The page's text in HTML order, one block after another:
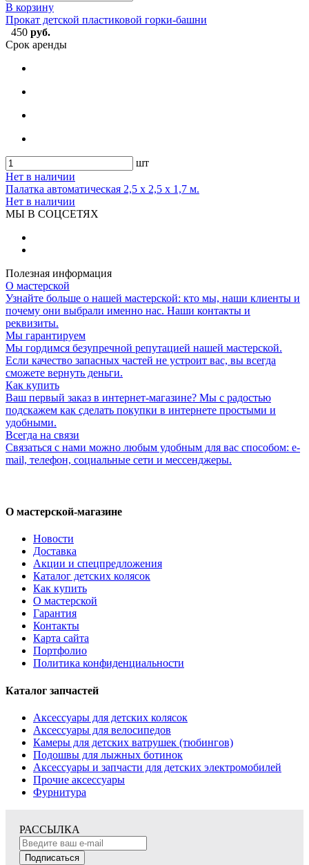
В корзину
Прокат детской пластиковой горки-башни
450 руб.
Срок аренды
шт
Нет в наличии
Палатка автоматическая 2,5 х 2,5 х 1,7 м.
Нет в наличии
МЫ В СОЦСЕТЯХ
Полезная информация
О мастерской
Узнайте больше о нашей мастерской: кто мы, наши клиенты и
почему они выбрали именно нас. Наши контакты и
реквизиты.
Мы гарантируем
Мы гордимся безупречной репутацией нашей мастерской.
Если качество запасных частей не устроит вас, вы всегда
сможете вернуть деньги.
Как купить
Ваш первый заказ в интернет-магазине? Мы с радостью
подскажем как сделать покупки в интернете простыми и
удобными.
Всегда на связи
Связаться с нами можно любым удобным для вас способом: e-
mail, телефон, социальные сети и мессенджеры.
О мастерской-магазине
Новости
Доставка
Акции и спецпредложения
Каталог детских колясок
Как купить
О мастерской
Гарантия
Контакты
Карта сайта
Портфолио
Политика конфиденциальности
Каталог запчастей
Аксессуары для детских колясок
Аксессуары для велосипедов
Камеры для детских ватрушек (тюбингов)
Подошвы для лыжных ботинок
Аксессуары и запчасти для детских электромобилей
Прочие аксессуары
Фурнитура
РАССЫЛКА
Подписаться